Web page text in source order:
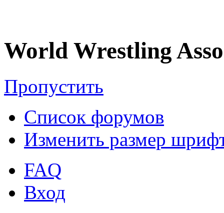
World Wrestling
Пропустить
Список форумов
Изменить размер
FAQ
Вход